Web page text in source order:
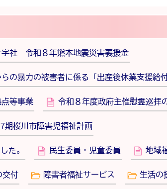
字社 令和８年熊本地震災害義援金
の暴力の被害者に係る「出産後休業支援給
等事業 令和８年度政府主催慰霊巡拝
期桜川市障害児福祉計画
た。 民生委員・児童委員 地域
交付 障害者福祉サービス 生活の